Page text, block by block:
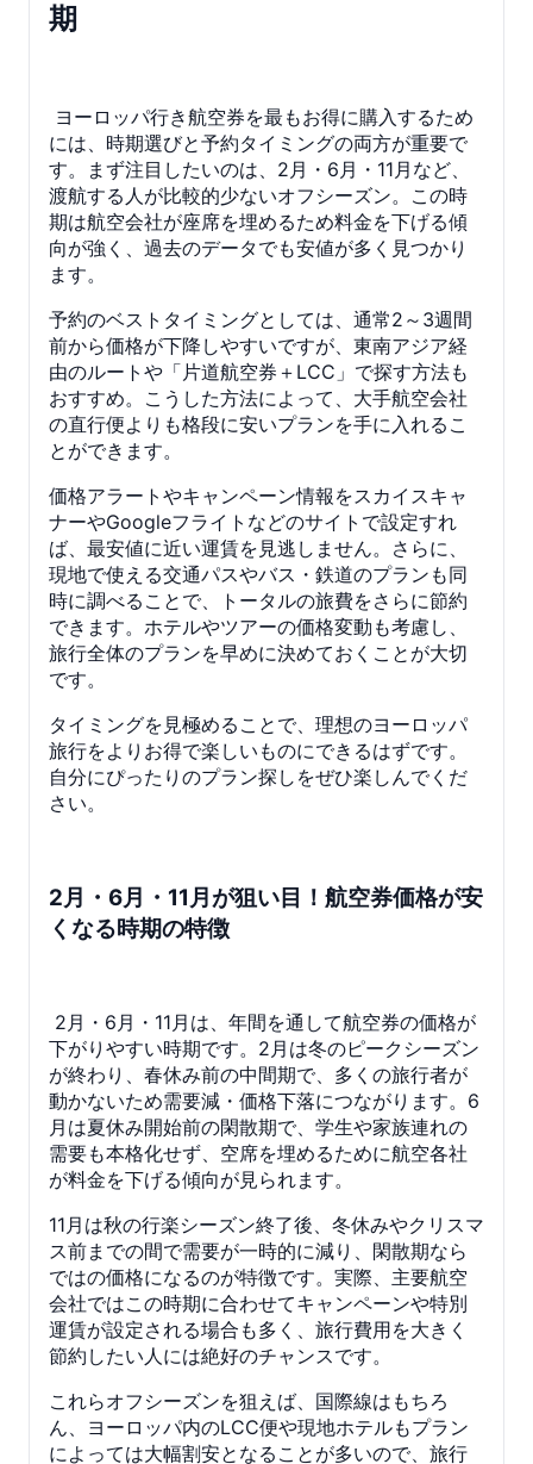
期
ヨーロッパ行き航空券を最もお得に購入するため
には、時期選びと予約タイミングの両方が重要で
す。まず注目したいのは、2月・6月・11月など、
渡航する人が比較的少ないオフシーズン。この時
期は航空会社が座席を埋めるため料金を下げる傾
向が強く、過去のデータでも安値が多く見つかり
ます。
予約のベストタイミングとしては、通常2～3週間
前から価格が下降しやすいですが、東南アジア経
由のルートや「片道航空券＋LCC」で探す方法も
おすすめ。こうした方法によって、大手航空会社
の直行便よりも格段に安いプランを手に入れるこ
とができます。
価格アラートやキャンペーン情報をスカイスキャ
ナーやGoogleフライトなどのサイトで設定すれ
ば、最安値に近い運賃を見逃しません。さらに、
現地で使える交通パスやバス・鉄道のプランも同
時に調べることで、トータルの旅費をさらに節約
できます。ホテルやツアーの価格変動も考慮し、
旅行全体のプランを早めに決めておくことが大切
です。
タイミングを見極めることで、理想のヨーロッパ
旅行をよりお得で楽しいものにできるはずです。
自分にぴったりのプラン探しをぜひ楽しんでくだ
さい。
2月・6月・11月が狙い目！航空券価格が安
くなる時期の特徴
2月・6月・11月は、年間を通して航空券の価格が
下がりやすい時期です。2月は冬のピークシーズン
が終わり、春休み前の中間期で、多くの旅行者が
動かないため需要減・価格下落につながります。6
月は夏休み開始前の閑散期で、学生や家族連れの
需要も本格化せず、空席を埋めるために航空各社
が料金を下げる傾向が見られます。
11月は秋の行楽シーズン終了後、冬休みやクリスマ
ス前までの間で需要が一時的に減り、閑散期なら
ではの価格になるのが特徴です。実際、主要航空
会社ではこの時期に合わせてキャンペーンや特別
運賃が設定される場合も多く、旅行費用を大きく
節約したい人には絶好のチャンスです。
これらオフシーズンを狙えば、国際線はもちろ
ん、ヨーロッパ内のLCC便や現地ホテルもプラン
によっては大幅割安となることが多いので、旅行